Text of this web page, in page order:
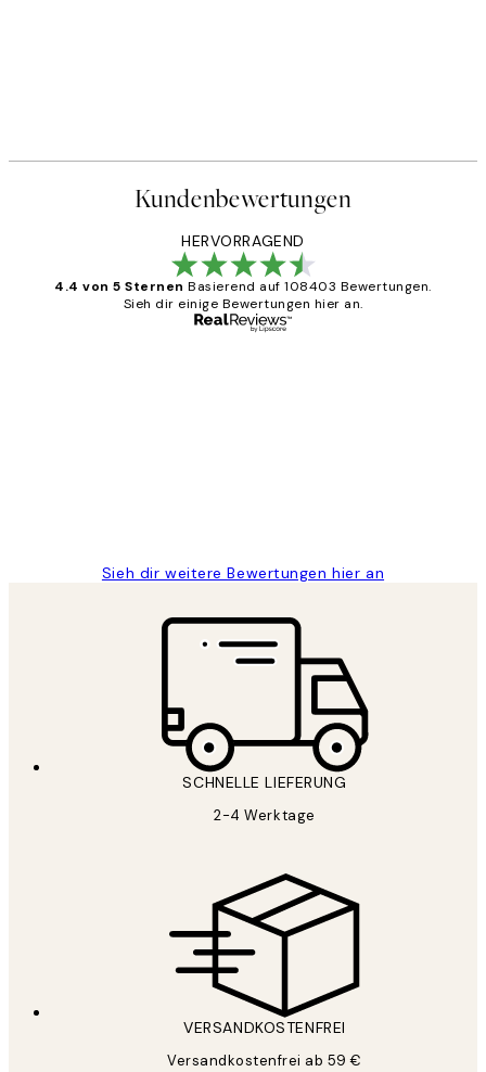
Kundenbewertungen
HERVORRAGEND
4.4 von 5 Sternen Basierend auf 108403 Bewertungen.
Sieh dir einige Bewertungen hier an.
Sieh dir weitere Bewertungen hier an
SCHNELLE LIEFERUNG
2-4 Werktage
VERSANDKOSTENFREI
Versandkostenfrei ab 59 €